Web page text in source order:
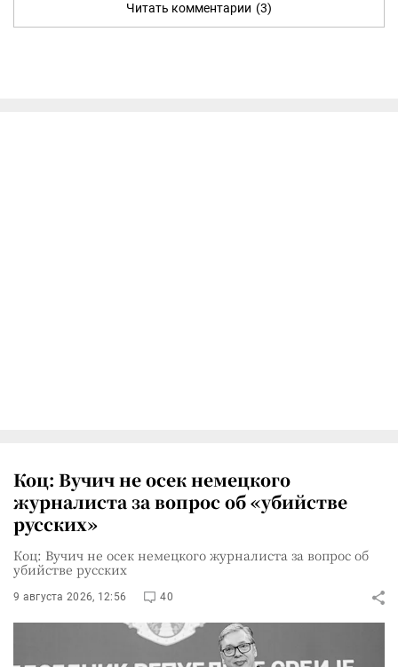
Читать комментарии (3)
Коц: Вучич не осек немецкого
журналиста за вопрос об «убийстве
русских»
Коц: Вучич не осек немецкого журналиста за вопрос об
убийстве русских
9 августа 2026, 12:56 40